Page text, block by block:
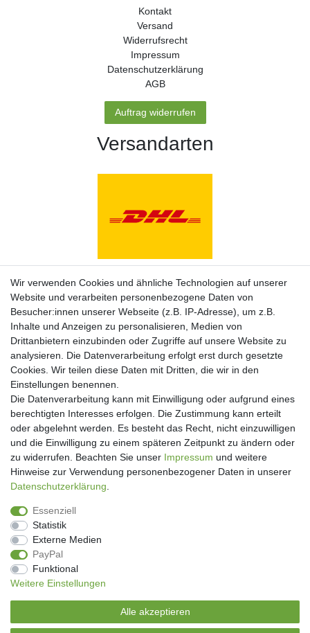
Kontakt
Versand
Widerrufs­recht
Impressum
Daten­schutz­erklärung
AGB
Auftrag widerrufen
Versandarten
Zahlungsarten
Newsletter
Newsletter
Hiermit bestätige ich, dass ich die
Genussecke-Seitz
Wir verwenden Cookies und ähnliche Technologien auf unserer
Website und verarbeiten personenbezogene Daten von
Besucher:innen unserer Webseite (z.B. IP-Adresse), um z.B.
Inhalte und Anzeigen zu personalisieren, Medien von
Drittanbietern einzubinden oder Zugriffe auf unsere Website zu
analysieren. Die Datenverarbeitung erfolgt erst durch gesetzte
Cookies. Wir teilen diese Daten mit Dritten, die wir in den
Einstellungen benennen.
Die Datenverarbeitung kann mit Einwilligung oder aufgrund eines
berechtigten Interesses erfolgen. Die Zustimmung kann erteilt
oder abgelehnt werden. Es besteht das Recht, nicht einzuwilligen
und die Einwilligung zu einem späteren Zeitpunkt zu ändern oder
zu widerrufen. Beachten Sie unser Impressum und weitere
Hinweise zur Verwendung personenbezogener Daten in unserer
Daten­schutz­erklärung
Essenziell
Statistik
Externe Medien
PayPal
Funktional
Weitere Einstellungen
Alle akzeptieren